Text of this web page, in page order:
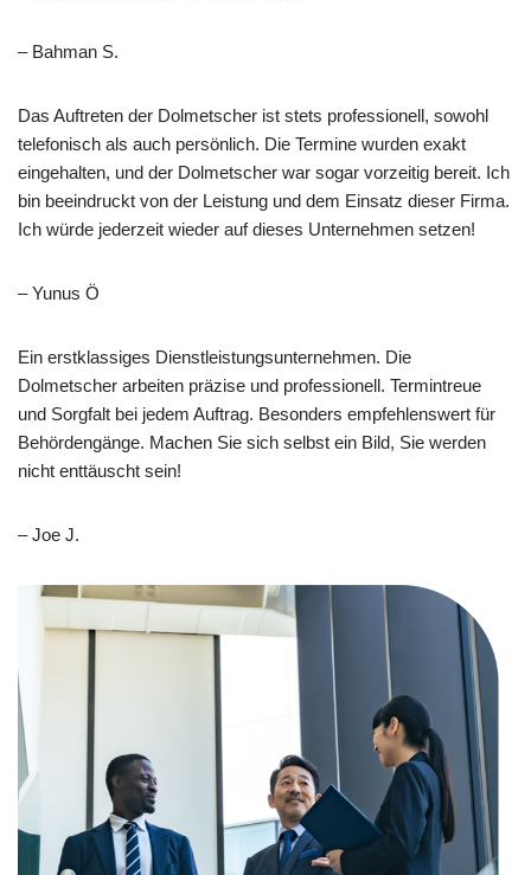
– Bahman S.
Das Auftreten der Dolmetscher ist stets professionell, sowohl
telefonisch als auch persönlich. Die Termine wurden exakt
eingehalten, und der Dolmetscher war sogar vorzeitig bereit. Ich
bin beeindruckt von der Leistung und dem Einsatz dieser Firma.
Ich würde jederzeit wieder auf dieses Unternehmen setzen!
– Yunus Ö
Ein erstklassiges Dienstleistungsunternehmen. Die
Dolmetscher arbeiten präzise und professionell. Termintreue
und Sorgfalt bei jedem Auftrag. Besonders empfehlenswert für
Behördengänge. Machen Sie sich selbst ein Bild, Sie werden
nicht enttäuscht sein!
– Joe J.